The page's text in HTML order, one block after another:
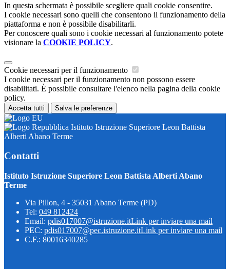
In questa schermata è possibile scegliere quali cookie consentire.
I cookie necessari sono quelli che consentono il funzionamento della
piattaforma e non è possibile disabilitarli.
Per conoscere quali sono i cookie necessari al funzionamento potete
visionare la COOKIE POLICY.
Cookie necessari per il funzionamento
I cookie necessari per il funzionamento non possono essere
disabilitati. È possibile consultare l'elenco nella pagina della cookie
policy.
Accetta tutti Salva le preferenze
Istituto Istruzione Superiore Leon Battista
Alberti Abano Terme
Contatti
Istituto Istruzione Superiore Leon Battista Alberti Abano
Terme
Via Pillon, 4 - 35031 Abano Terme (PD)
Tel: 049 812424
Email: pdis017007@istruzione.itLink per inviare una mail
PEC: pdis017007@pec.istruzione.itLink per inviare una mail
C.F.: 80016340285